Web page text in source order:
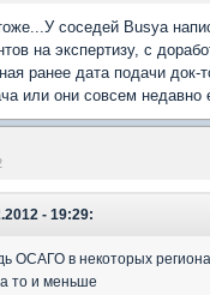
соседей Busya
на экспертизу, с
ранее дата подачи док-
или они совсем недавно
- 19:29:
ОСАГО в некоторых
то и меньше